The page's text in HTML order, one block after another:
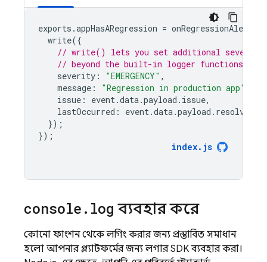
exports .appHasARegression =
write({
// write() lets you set additional severity
// beyond the built-in logger functions
severity : "EMERGENCY" ,
message : "Regression in production app"
issue : event.data.payload . issue,
lastOccurred : event.data.payload .
});
});
index. js
console. log ব্যবহার করে
কোনো ফাংশন থেকে লগিং করার জন্য প্রস্তাবিত সমাধান
হলো আপনার প্ল্যাটফর্মের জন্য লগার SDK ব্যবহার করা।